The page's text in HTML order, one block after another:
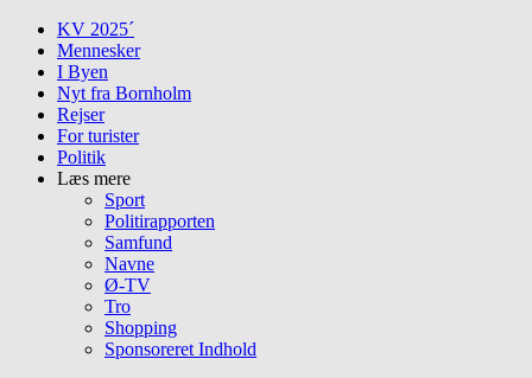
Skip
content
KV 2025´
Mennesker
I Byen
Nyt fra Bornholm
Rejser
For turister
Politik
Læs mere
Sport
Politirapporten
Samfund
Navne
Ø-TV
Tro
Shopping
Sponsoreret Indhold